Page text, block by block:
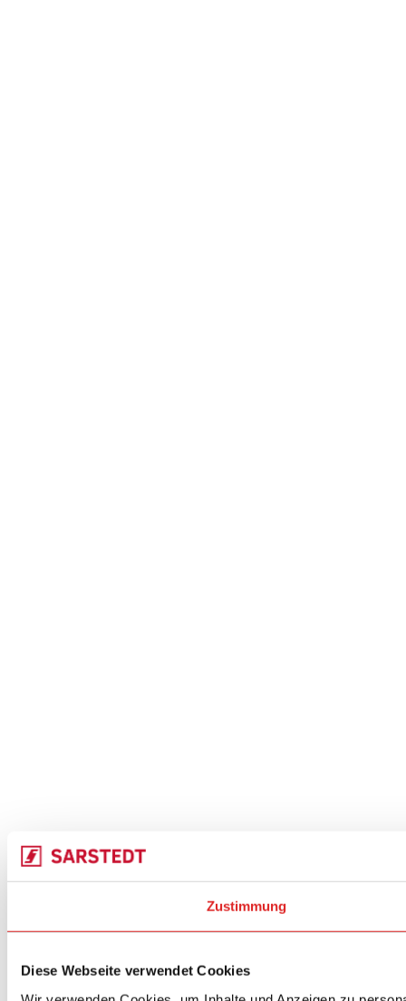
Zustimmung
Diese Webseite verwendet Cookies